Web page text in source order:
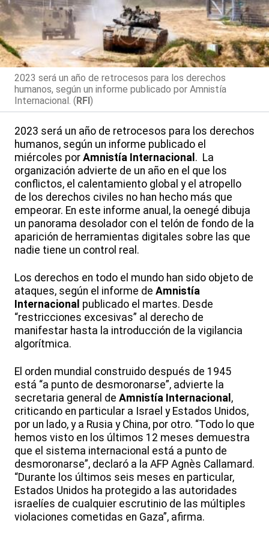
2023 será un año de retrocesos para los derechos
humanos, según un informe publicado por Amnistía
Internacional. (RFI)
2023 será un año de retrocesos para los derechos
humanos, según un informe publicado el
miércoles por Amnistía Internacional . La
organización advierte de un año en el que los
conflictos, el calentamiento global y el atropello
de los derechos civiles no han hecho más que
empeorar. En este informe anual, la oenegé dibuja
un panorama desolador con el telón de fondo de la
aparición de herramientas digitales sobre las que
nadie tiene un control real.
Los derechos en todo el mundo han sido objeto de
ataques, según el informe de Amnistía
Internacional publicado el martes. Desde
“restricciones excesivas” al derecho de
manifestar hasta la introducción de la vigilancia
algorítmica.
El orden mundial construido después de 1945
está “a punto de desmoronarse”, advierte la
secretaria general de Amnistía Internacional ,
criticando en particular a Israel y Estados Unidos,
por un lado, y a Rusia y China, por otro. “Todo lo que
hemos visto en los últimos 12 meses demuestra
que el sistema internacional está a punto de
desmoronarse”, declaró a la AFP Agnès Callamard.
“Durante los últimos seis meses en particular,
Estados Unidos ha protegido a las autoridades
israelíes de cualquier escrutinio de las múltiples
violaciones cometidas en Gaza”, afirma.